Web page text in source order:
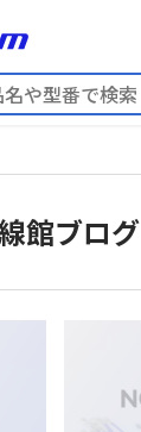
館ブログ